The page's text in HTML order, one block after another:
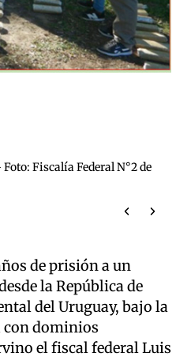
Fiscalía Federal N°2 de
de prisión a un
la República de
del Uruguay, bajo la
con dominios
el fiscal federal Luis